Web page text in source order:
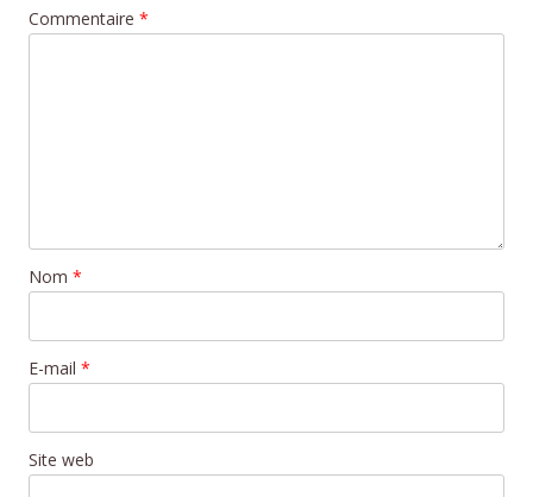
Commentaire *
Nom *
E-mail *
Site web